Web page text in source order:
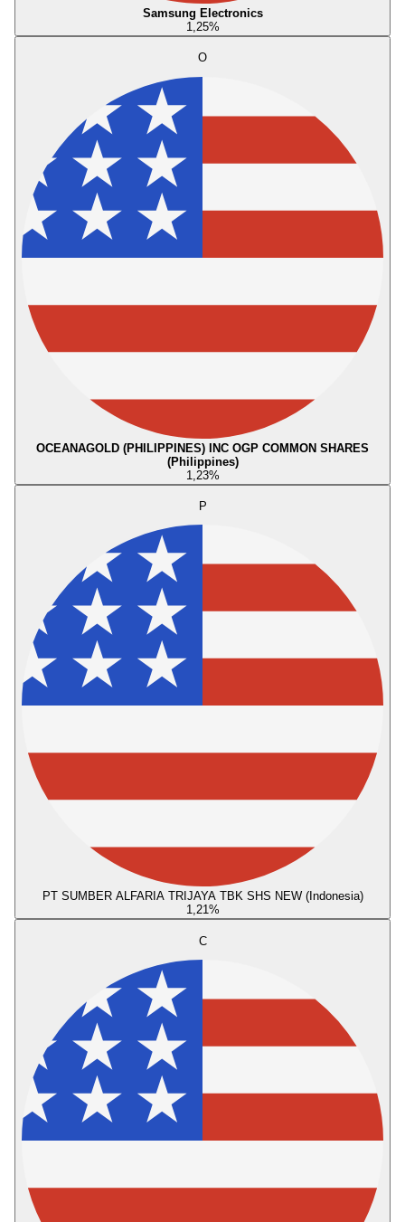
Samsung Electronics
1,25%
O
OCEANAGOLD (PHILIPPINES) INC OGP COMMON SHARES
(Philippines)
1,23%
P
PT SUMBER ALFARIA TRIJAYA TBK SHS NEW (Indonesia)
1,21%
C